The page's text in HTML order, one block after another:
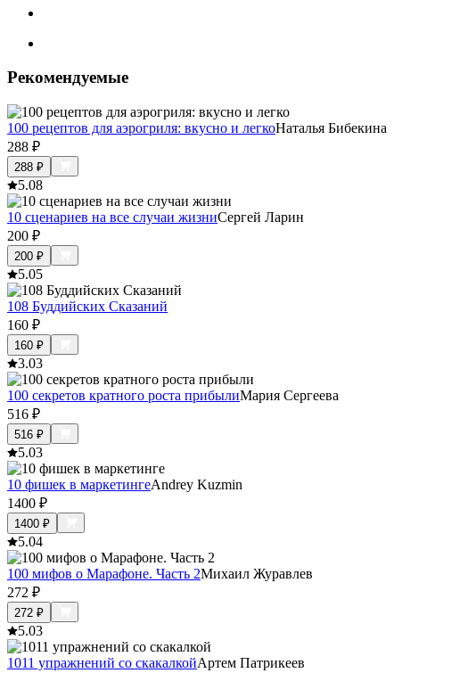
Рекомендуемые
100 рецептов для аэрогриля: вкусно и легкоНаталья Бибекина
288 ₽
288 ₽
5.08
10 сценариев на все случаи жизниСергей Ларин
200 ₽
200 ₽
5.05
108 Буддийских Сказаний
160 ₽
160 ₽
3.03
100 секретов кратного роста прибылиМария Сергеева
516 ₽
516 ₽
5.03
10 фишек в маркетингеAndrey Kuzmin
1400 ₽
1400 ₽
5.04
100 мифов о Марафоне. Часть 2Михаил Журавлев
272 ₽
272 ₽
5.03
1011 упражнений со скакалкойАртем Патрикеев